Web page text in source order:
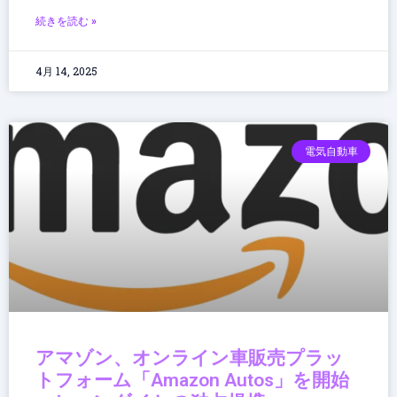
続きを読む »
4月 14, 2025
電気自動車
アマゾン、オンライン車販売プラッ
トフォーム「Amazon Autos」を開始